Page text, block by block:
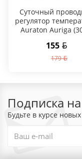
Суточный
регулятор
Auraton Auriga
155
179
Подписка
Будьте в курсе